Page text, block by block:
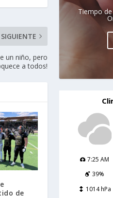
SIGUIENTE
un niño, pero
a todos!
de
Tiempo
7:25 AM
39%
1014 hPa